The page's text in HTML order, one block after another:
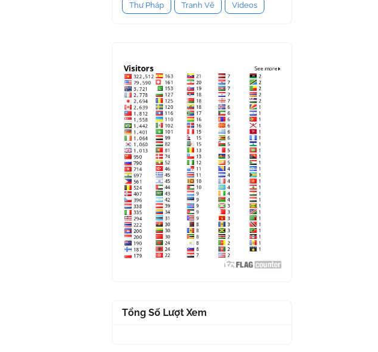
Thư Pháp Tranh Vẽ Videos
Tổng Số Lượt Xem